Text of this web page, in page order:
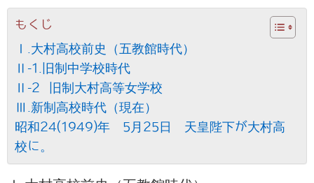
もくじ
Ⅰ.大村高校前史（五教館時代）
Ⅱ-1.旧制中学校時代
Ⅱ-2 旧制大村高等女学校
Ⅲ.新制高校時代（現在）
昭和24(1949)年 5月25日 天皇陛下が大村高
校に。